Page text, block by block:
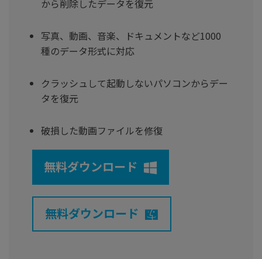
から削除したデータを復元
写真、動画、音楽、ドキュメントなど1000
種のデータ形式に対応
クラッシュして起動しないパソコンからデー
タを復元
破損した動画ファイルを修復
無料ダウンロード
無料ダウンロード